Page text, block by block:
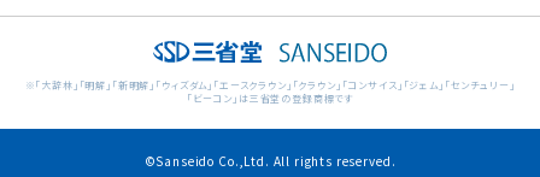
※「大辞林」「明解」「新明解」「ウィズダム」「エースクラウン」「クラウン」「コンサイス」「ジェム」「センチュリー」
「ビーコン」は三省堂の登録商標です
©Sanseido Co.,Ltd. All rights reserved.